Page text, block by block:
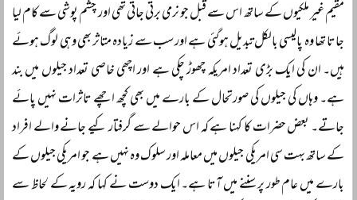
مقیم غیر ملکیوں کے ساتھ اس سے قبل جو نرمی برتی جاتی تھی اور چشم پوشی سے کام لیا
جاتا تھا وہ پالیسی بالکل تبدیل ہوگئی ہے اور سب سے زیادہ متاثر بھی وہی لوگ ہوئے
ہیں۔ ان کی ایک بڑی تعداد امریکہ چھوڑ چکی ہے اور اچھی خاصی تعداد جیلوں میں بند
ہے۔ وہاں کی جیلوں کی صورتحال کے بارے میں بھی کچھ اچھے تاثرات نہیں پائے
جاتے۔ بعض حضرات کا کہنا ہے کہ اس حوالے سے گرفتار کیے جانے والے افراد
کے ساتھ بہت سی امریکی جیلوں میں معاملہ اور سلوک وہ نہیں ہے جو امریکی جیلوں کے
بارے میں عام طور پر سننے میں آتا ہے۔ ایک دوست نے کہا کہ رویہ کے لحاظ سے